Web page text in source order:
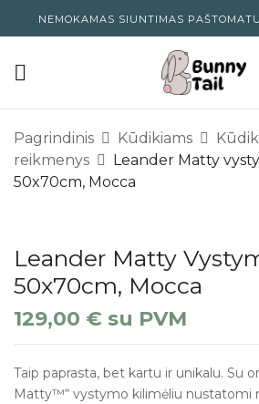
NEMOKAMAS SIUNTIMAS
Pagrindinis Kūdikiams
reikmenys
Leander Matty
50x70cm, Mocca
Leander Matty
50x70cm, Mocca
129,00 € su PVM
Taip paprasta, bet kartu ir unikalu. Su
Matty™“ vystymo kilimėliu nustatomi